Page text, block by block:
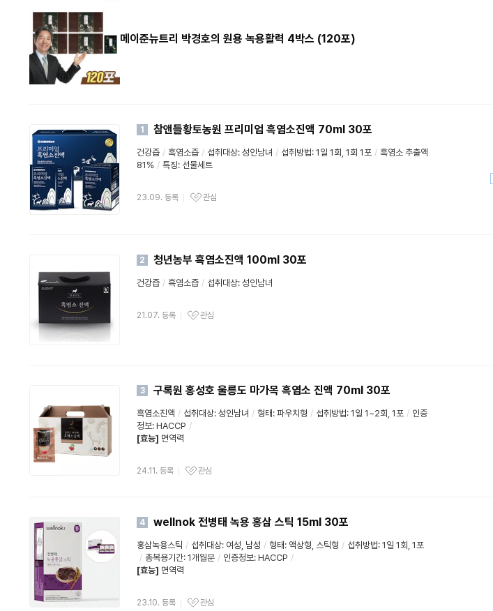
메이준뉴트리 박경호의 원용 녹용활력 4박스 (120포)
1 참앤들황토농원 프리미엄 흑염소진액 70ml 30포
건강즙 / 흑염소즙 / 섭취대상: 성인남녀 / 섭취방법: 1일 1회, 1회 1포 / 흑염소 추출액
81% / 특징: 선물세트
23.09. 등록 관심
2 청년농부 흑염소진액 100ml 30포
건강즙 / 흑염소즙 / 섭취대상: 성인남녀
21.07. 등록 관심
3 구록원 홍성호 울릉도 마가목 흑염소 진액 70ml 30포
흑염소진액 / 섭취대상: 성인남녀 / 형태: 파우치형 / 섭취방법: 1일 1~2회, 1포 / 인증
정보: HACCP /
[효능] 면역력
24.11. 등록 관심
4 wellnok 전병태 녹용 홍삼 스틱 15ml 30포
홍삼녹용스틱 / 섭취대상: 여성, 남성 / 형태: 액상형, 스틱형 / 섭취방법: 1일 1회, 1포
/ 총복용기간: 1개월분 / 인증정보: HACCP /
[효능] 면역력
23.10. 등록 관심